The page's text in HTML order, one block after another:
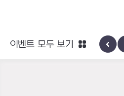
엑사스케일 증폭 회로 보급 터미
이벤트
이벤트 모두 보기